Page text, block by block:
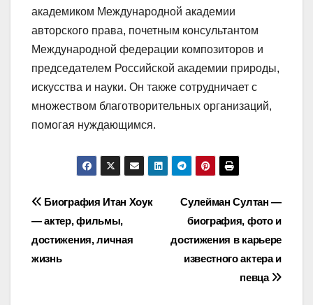
академиком Международной академии
авторского права, почетным консультантом
Международной федерации композиторов и
председателем Российской академии природы,
искусства и науки. Он также сотрудничает с
множеством благотворительных организаций,
помогая нуждающимся.
Навигация
по
записям
Сулейман Султан —
биография, фото и
достижения в карьере
известного актера и
певца
Биография Итан Хоук
— актер, фильмы,
достижения, личная
жизнь